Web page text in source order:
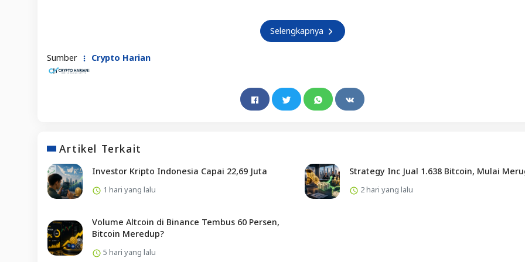
Selengkapnya
Sumber Crypto Harian
Artikel Terkait
Investor Kripto Indonesia Capai 22,69 Juta
1 hari yang lalu
Strategy Inc Jual 1.638 Bitcoin, Mulai
2 hari yang lalu
Volume Altcoin di Binance Tembus 60 Persen,
Bitcoin Meredup?
5 hari yang lalu